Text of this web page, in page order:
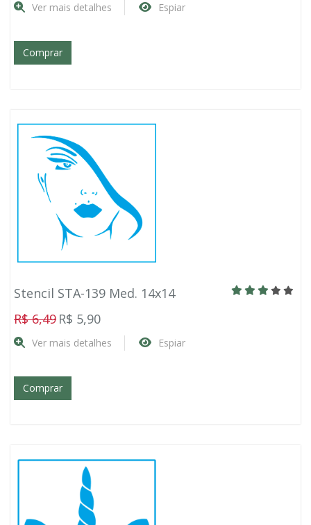
Ver mais detalhes Espiar
Comprar
Stencil STA-139 Med. 14x14
R$ 6,49 R$ 5,90
Ver mais detalhes Espiar
Comprar